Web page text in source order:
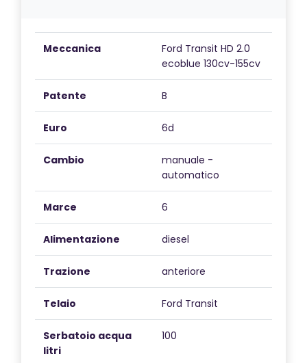
durante i viaggi lunghi.
Con un design curato e funzionale, il Weinsberg
avventure su strada.
Meccanica
Ford Transit HD 2.0
ecoblue 130cv-155cv
Patente B
Euro 6d
Cambio
manuale -
automatico
Marce 6
Alimentazione diesel
Trazione anteriore
Telaio Ford Transit
Serbatoio acqua
litri
100